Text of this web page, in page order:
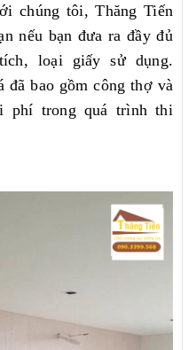
chúng tôi, Thăng Tiến
nếu bạn đưa ra đầy đủ
loại giấy sử dụng.
đã bao gồm công thợ và
phí trong quá trình thi